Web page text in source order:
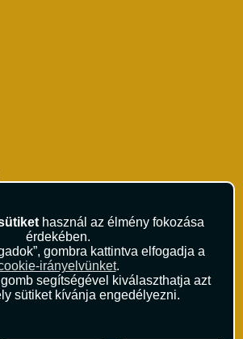
használ az élmény fokozása
érdekében.
gombra kattintva elfogadja a
irányelvünket.
gomb segítségével kiválaszthatja azt
sütiket kívánja engedélyezni.
Feltételek
Szerződési Feltételek
Feltételek
Feltételek